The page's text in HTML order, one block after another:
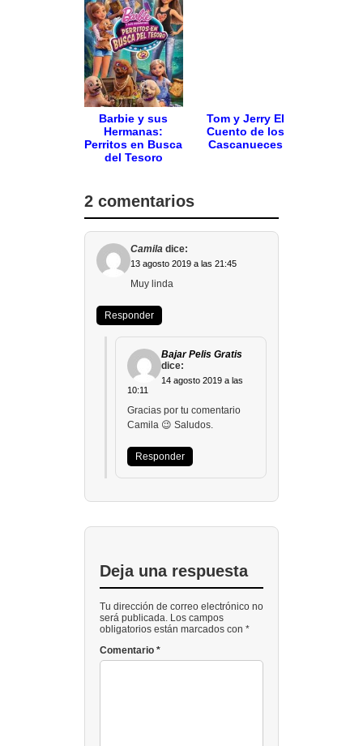
Barbie y sus
Hermanas:
Perritos en Busca
del Tesoro
Tom y Jerry El
Cuento de los
Cascanueces
2 comentarios
Camila dice:
13 agosto 2019 a las 21:45
Muy linda
Responder
Bajar Pelis Gratis
dice:
14 agosto 2019 a las
10:11
Gracias por tu comentario
Camila 😉 Saludos.
Responder
Deja una respuesta
Tu dirección de correo electrónico no
será publicada. Los campos
obligatorios están marcados con *
Comentario *